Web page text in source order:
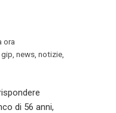
ora
gip news notizie
di 56 anni,